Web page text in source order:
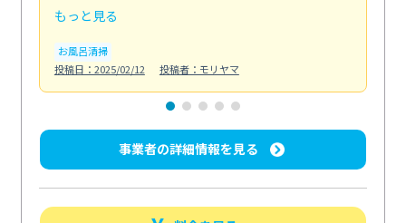
もっと見る
お風呂清掃
投稿日：2025/02/12
投稿者：モリヤマ
事業者の詳細情報を見る